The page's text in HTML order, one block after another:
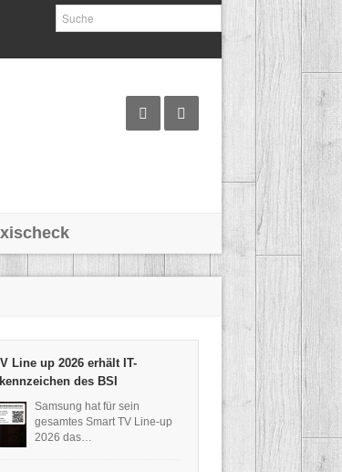
Line up 2026 erhält IT-
des BSI
Samsung hat für sein
gesamtes Smart TV Line-up
2026 das…